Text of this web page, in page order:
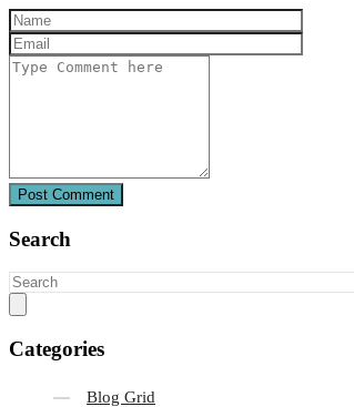
Post Comment
Search
Categories
Blog Grid